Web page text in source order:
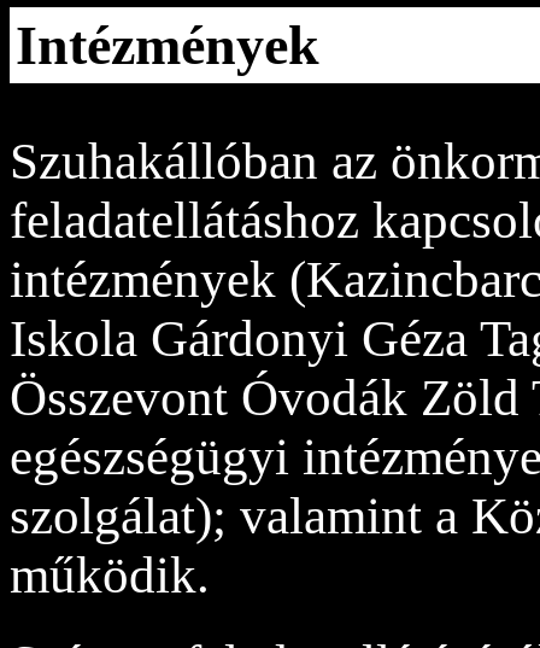
Intézmények
Szuhakállóban az
feladatellátáshoz
intézmények
Iskola Gárdonyi Géza
Összevont Óvodák
egészségügyi
szolgálat); valamint a
működik.